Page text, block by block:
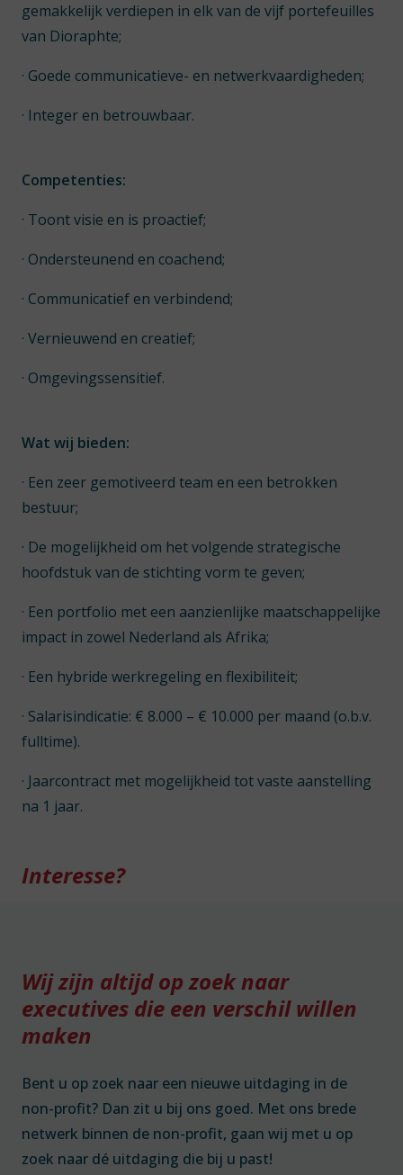
gemakkelijk verdiepen in elk van de vijf portefeuilles
van Dioraphte;
· Goede communicatieve- en netwerkvaardigheden;
· Integer en betrouwbaar.
Competenties:
· Toont visie en is proactief;
· Ondersteunend en coachend;
· Communicatief en verbindend;
· Vernieuwend en creatief;
· Omgevingssensitief.
Wat wij bieden:
· Een zeer gemotiveerd team en een betrokken
bestuur;
· De mogelijkheid om het volgende strategische
hoofdstuk van de stichting vorm te geven;
· Een portfolio met een aanzienlijke maatschappelijke
impact in zowel Nederland als Afrika;
· Een hybride werkregeling en flexibiliteit;
· Salarisindicatie: € 8.000 – € 10.000 per maand (o.b.v.
fulltime).
· Jaarcontract met mogelijkheid tot vaste aanstelling
na 1 jaar.
Interesse?
Wij zijn altijd op zoek naar
executives die een verschil willen
maken
Bent u op zoek naar een nieuwe uitdaging in de
non-profit? Dan zit u bij ons goed. Met ons brede
netwerk binnen de non-profit, gaan wij met u op
zoek naar dé uitdaging die bij u past!